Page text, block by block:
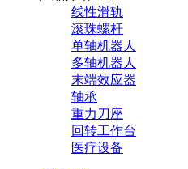
线性滑轨
滚珠螺杆
单轴机器人
多轴机器人
末端效应器
轴承
重力刀座
回转工作台
医疗设备